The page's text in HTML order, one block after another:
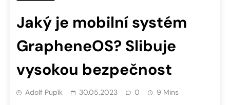
Jaký je mobilní systém
GrapheneOS? Slibuje
vysokou bezpečnost
Adolf Pupík 30.05.2023 0 9 Mins